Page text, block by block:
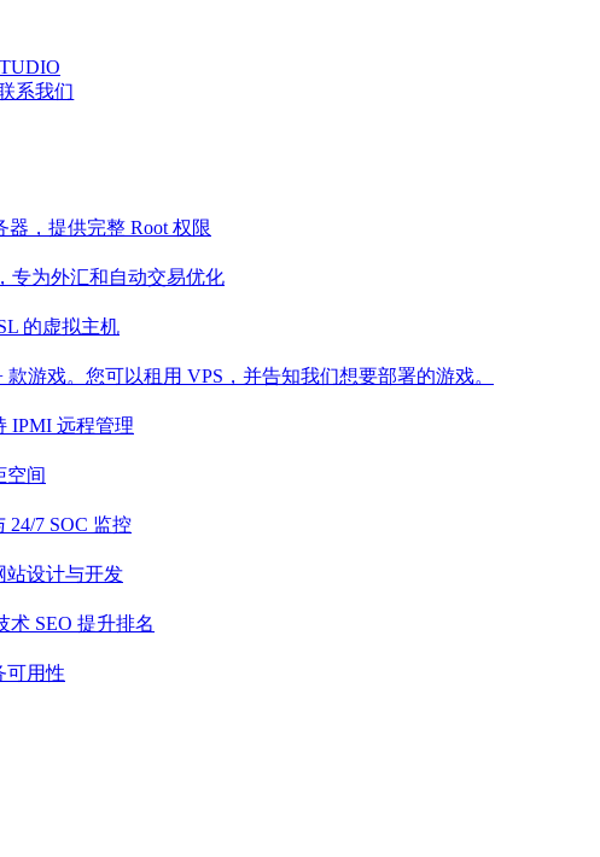
系我们
器，提供完整 Root 权限
专为外汇和自动交易优化
的虚拟主机
款游戏。您可以租用 VPS，并告知我们想要部署的游戏。
IPMI 远程管理
空间
24/7 SOC 监控
站设计与开发
术 SEO 提升排名
可用性